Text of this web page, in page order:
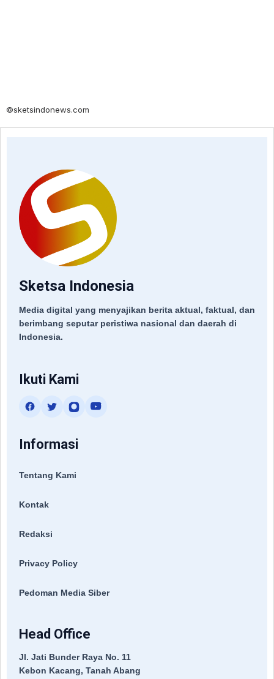
©sketsindonews.com
Sketsa Indonesia
Media digital yang menyajikan berita aktual, faktual, dan
berimbang seputar peristiwa nasional dan daerah di
Indonesia.
Ikuti Kami
Informasi
Tentang Kami
Kontak
Redaksi
Privacy Policy
Pedoman Media Siber
Head Office
Jl. Jati Bunder Raya No. 11
Kebon Kacang, Tanah Abang